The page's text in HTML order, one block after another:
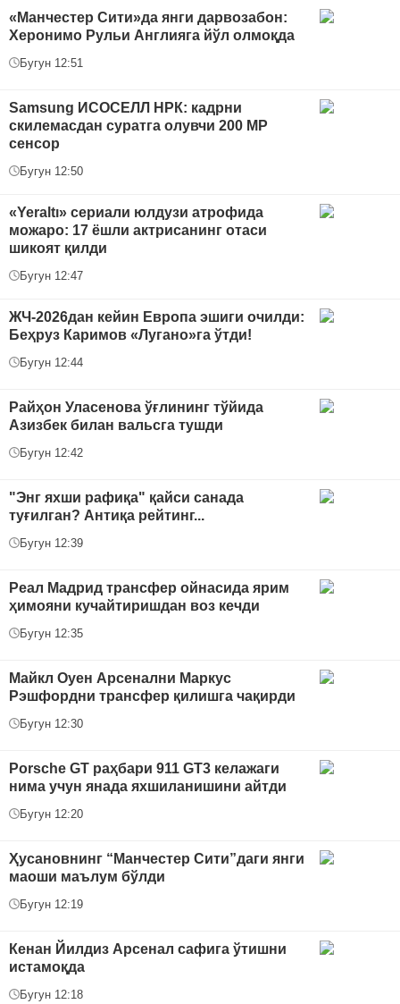
«Манчестер Сити»да янги дарвозабон:
Херонимо Рульи Англияга йўл олмоқда
Бугун 12:51
Samsung ИСОСEЛЛ HPК: кадрни
скилемасдан суратга олувчи 200 MP
сенсор
Бугун 12:50
«Yeraltı» сериали юлдузи атрофида
можаро: 17 ёшли актрисанинг отаси
шикоят қилди
Бугун 12:47
ЖЧ-2026дан кейин Европа эшиги очилди:
Беҳруз Каримов «Лугано»га ўтди!
Бугун 12:44
Райҳон Уласенова ўғлининг тўйида
Азизбек билан вальсга тушди
Бугун 12:42
"Энг яхши рафиқа" қайси санада
туғилган? Антиқа рейтинг...
Бугун 12:39
Реал Мадрид трансфер ойнасида ярим
ҳимояни кучайтиришдан воз кечди
Бугун 12:35
Майкл Оуен Арсенални Маркус
Рэшфордни трансфер қилишга чақирди
Бугун 12:30
Porsche GT раҳбари 911 GT3 келажаги
нима учун янада яхшиланишини айтди
Бугун 12:20
Ҳусановнинг “Манчестер Сити”даги янги
маоши маълум бўлди
Бугун 12:19
Кенан Йилдиз Арсенал сафига ўтишни
истамоқда
Бугун 12:18